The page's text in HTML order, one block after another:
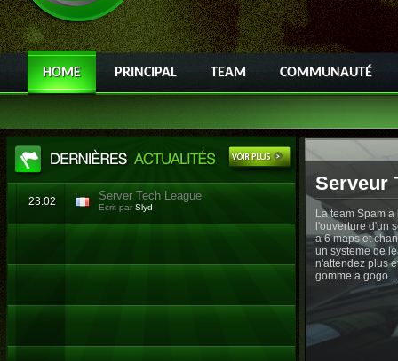
HOME PRINCIPAL TEAM COMMUNAUTÉ
23.02 Server Tech League
Ecrit par Slyd
Serveur
La team Spam
l'ouverture d'un
a 6 maps et
un systeme de
n'attendez plus
gomme a gogo ..